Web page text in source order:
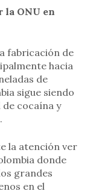
la ONU en
fabricación de
hacia
de
sigue siendo
cocaína y
la atención ver
donde
grandes
en el